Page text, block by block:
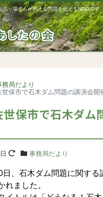
八ッ場ダムが抱える問題を伝えるNGOです
務局だより
世保市で石木ダム問題の講演会開
世保市で石木ダム
事務局だより
、石木ダム問題に関する
れました。